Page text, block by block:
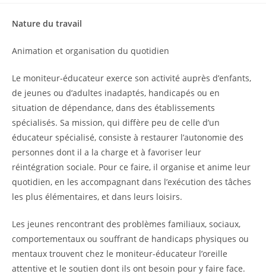
Nature du travail
Animation et organisation du quotidien
Le moniteur-éducateur exerce son activité auprès d’enfants,
de jeunes ou d’adultes inadaptés, handicapés ou en
situation de dépendance, dans des établissements
spécialisés. Sa mission, qui diffère peu de celle d’un
éducateur spécialisé, consiste à restaurer l’autonomie des
personnes dont il a la charge et à favoriser leur
réintégration sociale. Pour ce faire, il organise et anime leur
quotidien, en les accompagnant dans l’exécution des tâches
les plus élémentaires, et dans leurs loisirs.
Les jeunes rencontrant des problèmes familiaux, sociaux,
comportementaux ou souffrant de handicaps physiques ou
mentaux trouvent chez le moniteur-éducateur l’oreille
attentive et le soutien dont ils ont besoin pour y faire face.